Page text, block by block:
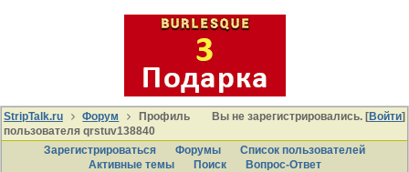
Вы не зарегистрировались. [Войти]
StripTalk.ru Форум
Профиль
пользователя qrstuv138840
Зарегистрироваться
Форумы
Список пользователей
Активные темы
Поиcк Вопрос-Ответ